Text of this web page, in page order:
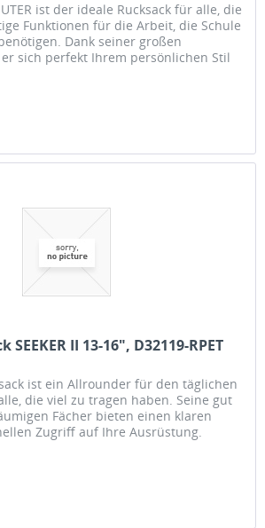
ist der ideale Rucksack für alle, die
Funktionen für die Arbeit, die Schule
Dank seiner großen
sich perfekt Ihrem persönlichen Stil
SEEKER II 13-16", D32119-RPET
ist ein Allrounder für den täglichen
die viel zu tragen haben. Seine gut
Fächer bieten einen klaren
Zugriff auf Ihre Ausrüstung.